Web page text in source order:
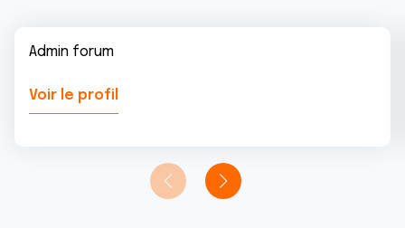
Admin forum
Voir le profil